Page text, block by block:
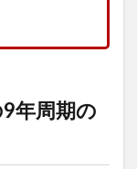
年周期の